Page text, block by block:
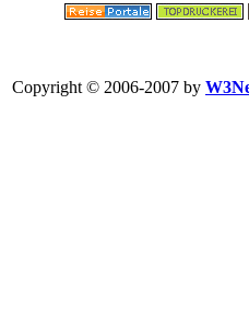
Copyright © 2006-2007 by